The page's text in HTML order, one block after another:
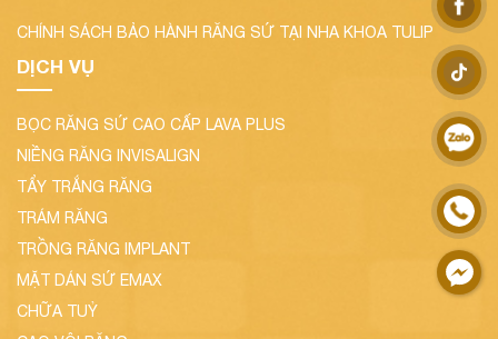
CHÍNH SÁCH BẢO HÀNH RĂNG SỨ TẠI NHA KHOA TULIP
DỊCH VỤ
BỌC RĂNG SỨ CAO CẤP LAVA PLUS
NIỀNG RĂNG INVISALIGN
TẨY TRẮNG RĂNG
TRÁM RĂNG
TRỒNG RĂNG IMPLANT
MẶT DÁN SỨ EMAX
CHỮA TUỶ